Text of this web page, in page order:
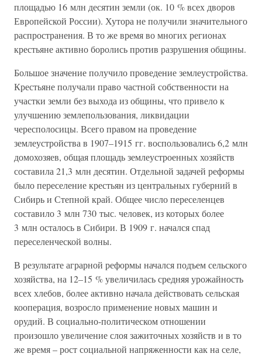
площадью 16 млн десятин земли (ок. 10 % всех дворов
Европейской России). Хутора не получили значительного
распространения. В то же время во многих регионах
крестьяне активно боролись против разрушения общины.
Большое значение получило проведение землеустройства.
Крестьяне получали право частной собственности на
участки земли без выхода из общины, что привело к
улучшению землепользования, ликвидации
чересполосицы. Всего правом на проведение
землеустройства в 1907–1915 гг. воспользовались 6,2 млн
домохозяев, общая площадь землеустроенных хозяйств
составила 21,3 млн десятин. Отдельной задачей реформы
было переселение крестьян из центральных губерний в
Сибирь и Степной край. Общее число переселенцев
составило 3 млн 730 тыс. человек, из которых более
3 млн осталось в Сибири. В 1909 г. начался спад
переселенческой волны.
В результате аграрной реформы начался подъем сельского
хозяйства, на 12–15 % увеличилась средняя урожайность
всех хлебов, более активно начала действовать сельская
кооперация, возросло применение новых машин и
орудий. В социально-политическом отношении
произошло увеличение слоя зажиточных хозяйств и в то
же время – рост социальной напряженности как на селе,